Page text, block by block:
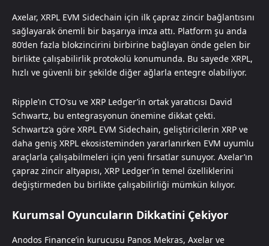
Axelar, XRPL EVM Sidechain için ilk çapraz zincir bağlantısını
sağlayarak önemli bir başarıya imza attı. Platform şu anda
80’den fazla blokzincirini birbirine bağlayan önde gelen bir
birlikte çalışabilirlik protokolü konumunda. Bu sayede XRPL,
hızlı ve güvenli bir şekilde diğer ağlarla entegre olabiliyor.
Ripple’ın CTO’su ve XRP Ledger’in ortak yaratıcısı David
Schwartz, bu entegrasyonun önemine dikkat çekti.
Schwartz’a göre XRPL EVM Sidechain, geliştiricilerin XRP ve
daha geniş XRPL ekosisteminden yararlanırken EVM uyumlu
araçlarla çalışabilmeleri için yeni fırsatlar sunuyor. Axelar’ın
çapraz zincir altyapısı, XRP Ledger’in temel özelliklerini
değiştirmeden bu birlikte çalışabilirliği mümkün kılıyor.
Kurumsal Oyuncuların Dikkatini Çekiyor
Anodos Finance’in kurucusu Panos Mekras, Axelar ve